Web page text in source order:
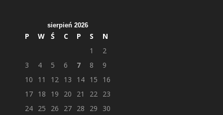
sierpień 2026
P W Ś C P S
N
1
2
3
4 5 6 7 8
9
10
11 12 13 14 15
16
17 18 19 20 21 22
23
24 25 26 27 28 29 30